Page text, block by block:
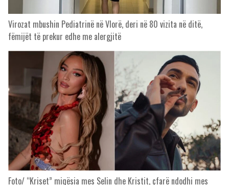
Virozat mbushin Pediatrinë në Vlorë, deri në 80 vizita në ditë,
fëmijët të prekur edhe me alergjitë
Foto/ “Kriset” miqësia mes Selin dhe Kristit, çfarë ndodhi mes